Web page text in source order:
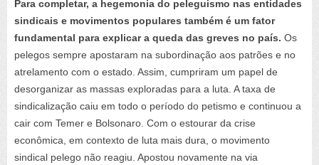
Para completar, a hegemonia do peleguismo nas entidades
sindicais e movimentos populares também é um fator
fundamental para explicar a queda das greves no país. Os
pelegos sempre apostaram na subordinação aos patrões e no
atrelamento com o estado. Assim, cumpriram um papel de
desorganizar as massas exploradas para a luta. A taxa de
sindicalização caiu em todo o período do petismo e continuou a
cair com Temer e Bolsonaro. Com o estourar da crise
econômica, em contexto de luta mais dura, o movimento
sindical pelego não reagiu. Apostou novamente na via